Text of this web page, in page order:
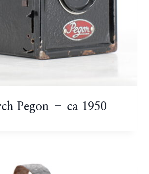
Pegon – ca 1950